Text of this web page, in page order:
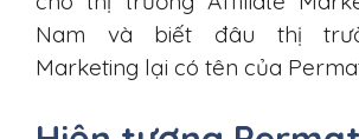
Nam và biết đâu thị
Marketing lại có tên của